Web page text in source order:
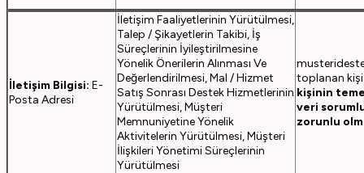
İletişim Bilgisi: E-
Posta Adresi
İletişim Faaliyetlerinin Yürütülmesi,
Talep / Şikayetlerin Takibi, İş
Süreçlerinin İyileştirilmesine
Yönelik Önerilerin Alınması Ve
Değerlendirilmesi, Mal / Hizmet
Satış Sonrası Destek Hizmetlerinin
Yürütülmesi, Müşteri
Memnuniyetine Yönelik
Aktivitelerin Yürütülmesi, Müşteri
İlişkileri Yönetimi Süreçlerinin
Yürütülmesi
toplanan
kişinin
veri
zorunlu